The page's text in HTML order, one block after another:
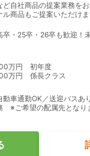
ど自社商品の提案業務
商品もご提案いただけま
卒・25卒・26卒も歓迎！
万円 初年度
万円 係長クラス
動車通勤OK／送迎バスあ
※ご希望の配属先となり